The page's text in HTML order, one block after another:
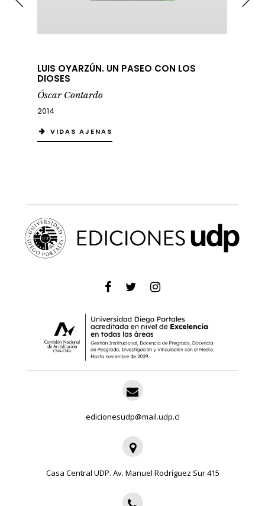
LUIS OYARZÚN. UN PASEO CON LOS
DIOSES
Óscar Contardo
2014
VIDAS AJENAS
edicionesudp@mail.udp.cl
Casa Central UDP. Av. Manuel Rodríguez Sur 415